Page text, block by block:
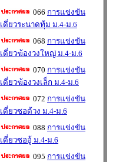
066 การแข่งขัน
เดี่ยวระนาดทุ้ม ม.4-ม.6
068 การแข่งขัน
เดี่ยวฆ้องวงใหญ่ ม.4-ม.6
070 การแข่งขัน
เดี่ยวฆ้องวงเล็ก ม.4-ม.6
072 การแข่งขัน
เดี่ยวซอด้วง ม.4-ม.6
088 การแข่งขัน
เดี่ยวซออู้ ม.4-ม.6
095 การแข่งขัน